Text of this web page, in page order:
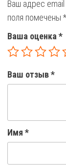
Ваш адрес email
поля помечены *
Ваша оценка *
Ваш отзыв*
Имя *